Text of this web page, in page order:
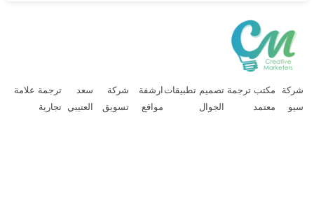
مكتب ترجمة
معتمد
تصميم تطبيقات
الجوال
ارشفة
مواقع
شركة
تسويق
سعد
العتيبي
ترجمة علامة
تجارية